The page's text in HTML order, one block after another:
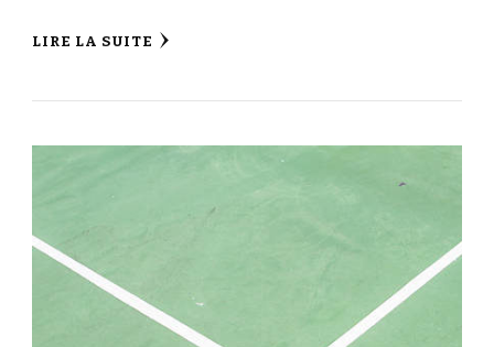
LIRE LA SUITE